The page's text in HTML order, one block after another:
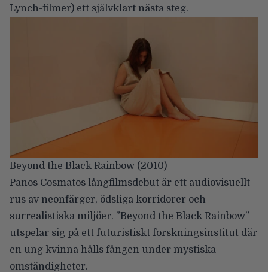
Lynch-filmer) ett självklart nästa steg.
Beyond the Black Rainbow (2010)
Panos Cosmatos långfilmsdebut är ett audiovisuellt
rus av neonfärger, ödsliga korridorer och
surrealistiska miljöer. ”Beyond the Black Rainbow”
utspelar sig på ett futuristiskt forskningsinstitut där
en ung kvinna hålls fången under mystiska
omständigheter.